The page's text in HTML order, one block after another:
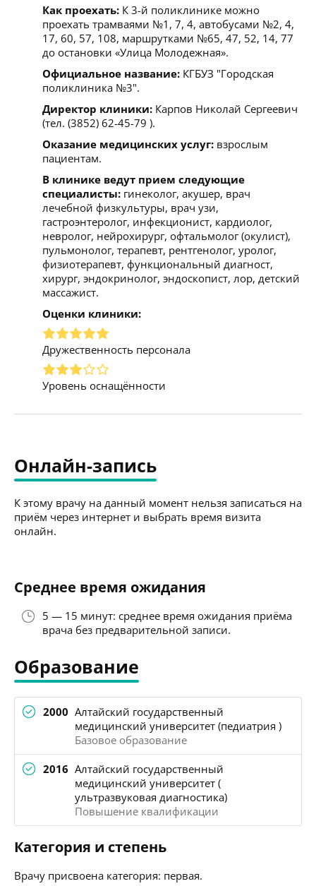
Как проехать: К 3-й поликлинике можно
проехать трамваями №1, 7, 4, автобусами №2, 4,
17, 60, 57, 108, маршрутками №65, 47, 52, 14, 77
до остановки «Улица Молодежная».
Официальное название: КГБУЗ "Городская
поликлиника №3".
Директор клиники: Карпов Николай Сергеевич
(тел. (3852) 62-45-79 ).
Оказание медицинских услуг: взрослым
пациентам.
В клинике ведут прием следующие
специалисты: гинеколог, акушер, врач
лечебной физкультуры, врач узи,
гастроэнтеролог, инфекционист, кардиолог,
невролог, нейрохирург, офтальмолог (окулист),
пульмонолог, терапевт, рентгенолог, уролог,
физиотерапевт, функциональный диагност,
хирург, эндокринолог, эндоскопист, лор, детский
массажист.
Оценки клиники:
Дружественность персонала
Уровень оснащённости
Онлайн-запись
К этому врачу на данный момент нельзя записаться на
приём через интернет и выбрать время визита
онлайн.
Среднее время ожидания
5 — 15 минут: среднее время ожидания приёма
врача без предварительной записи.
Образование
2000 Алтайский государственный
медицинский университет (педиатрия )
Базовое образование
2016 Алтайский государственный
медицинский университет (
ультразвуковая диагностика)
Повышение квалификации
Категория и степень
Врачу присвоена категория: первая.